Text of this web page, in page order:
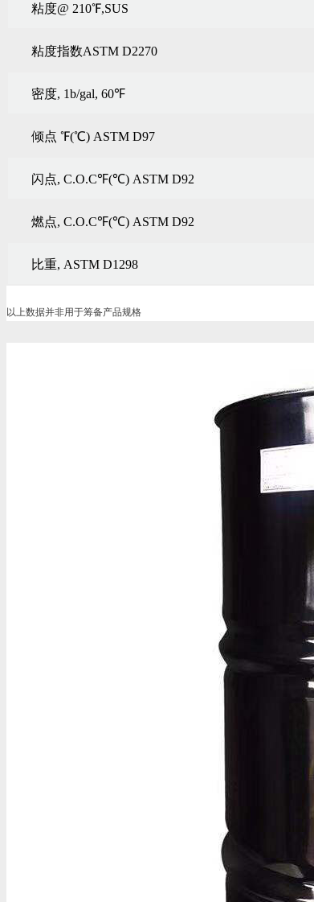
粘度@ 210℉,SUS
粘度指数ASTM D2270
密度, 1b/gal, 60℉
倾点 ℉(℃) ASTM D97
闪点, C.O.C℉(℃) ASTM D92
燃点, C.O.C℉(℃) ASTM D92
比重, ASTM D1298
以上数据并非用于筹备产品规格